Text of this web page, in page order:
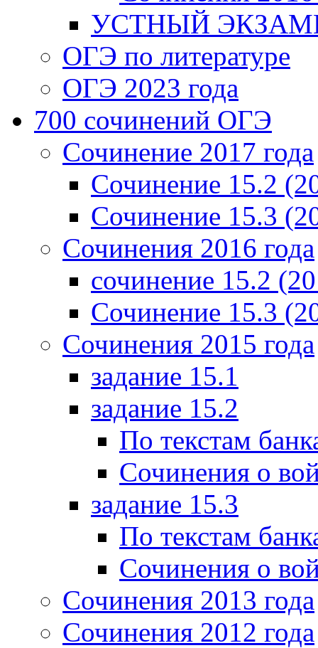
УСТНЫЙ
ОГЭ по литературе
ОГЭ 2023 года
700 cочинений ОГЭ
Сочинение 2017 года
Сочинение 15.2
Сочинение 15.3
Сочинения 2016 года
сочинение 15.2
Сочинение 15.3
Сочинения 2015 года
задание 15.1
задание 15.2
По текстам
Сочинения о
задание 15.3
По текстам
Сочинения о
Сочинения 2013 года
Сочинения 2012 года